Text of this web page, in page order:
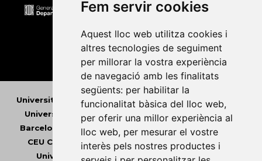
Fem servir cookies
Aquest lloc web utilitza cookies i
altres tecnologies de seguiment
per millorar la vostra experiència
de navegació amb les finalitats
següents: per habilitar la
funcionalitat bàsica del lloc web,
per oferir una millor experiència al
lloc web, per mesurar el vostre
interès pels nostres productes i
Universitat Abat Oliba CEU• Universitat d'Alacant
Universitat d'Andorra•Universitat Autònoma de
Barcelona
Universitat de Barcelona•Universitat
CEU Cardenal Herrera • Universitat de Girona
Universitat de les Illes Balears•Universitat